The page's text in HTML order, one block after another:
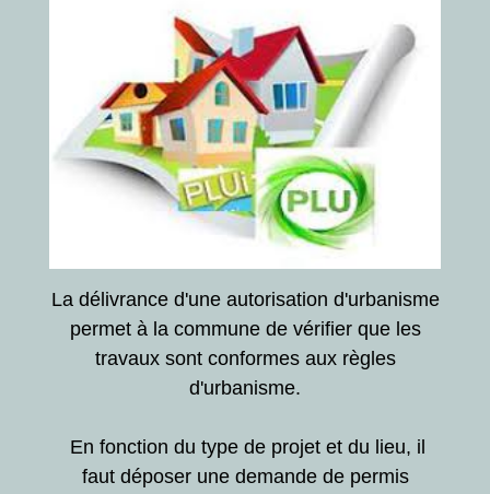
La délivrance d'une autorisation d'urbanisme
permet à la commune de vérifier que les
travaux sont conformes aux règles
d'urbanisme.
En fonction du type de projet et du lieu, il
faut déposer une demande de permis